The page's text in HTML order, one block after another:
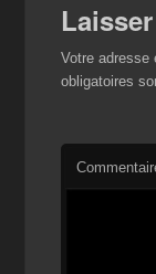
Votre adresse
obligatoires